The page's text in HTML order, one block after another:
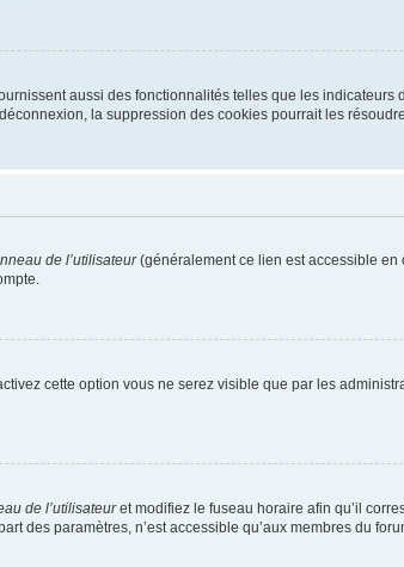
aussi des fonctionnalités telles que les indicateurs
la suppression des cookies pourrait les résoudre.
de l’utilisateur(généralement ce lien est accessible en
cette option vous ne serez visible que par les
de l’utilisateuret modifiez le fuseau horaire afin qu’il
des paramètres, n’est accessible qu’aux membres du